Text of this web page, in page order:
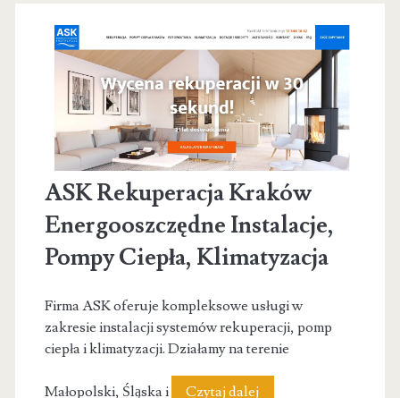
ASK Rekuperacja Kraków
Energooszczędne Instalacje,
Pompy Ciepła, Klimatyzacja
Firma ASK oferuje kompleksowe usługi w
zakresie instalacji systemów rekuperacji, pomp
ciepła i klimatyzacji. Działamy na terenie
Małopolski, Śląska i Czytaj dalejASK